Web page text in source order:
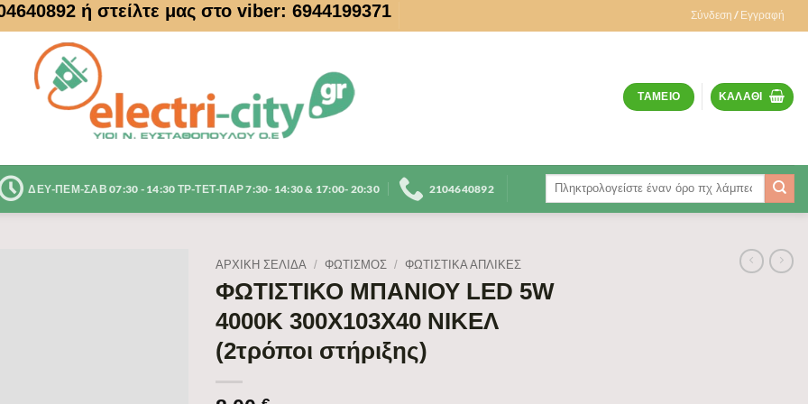
ή στείλτε μας στο viber: 6944199371 Σύνδεση / Εγγραφή
ΤΑΜΕΊΟ ΚΑΛΆΘΙ
ΔΕΥ-ΠΕΜ-ΣΑΒ 07:30 - 14:30 ΤΡ-ΤΕΤ-ΠΑΡ 7:30- 14:30 & 17:00- 20:30 2104640892
Αναζήτηση
ΑΡΧΙΚΉ ΣΕΛΊΔΑ / ΦΩΤΙΣΜΟΣ / ΦΩΤΙΣΤΙΚΆ ΑΠΛΊΚΕΣ
ΦΩΤΙΣΤΙΚΟ ΜΠΑΝΙΟΥ LED 5W
4000Κ 300X103X40 ΝΙΚΕΛ
(2τρόποι στήριξης)